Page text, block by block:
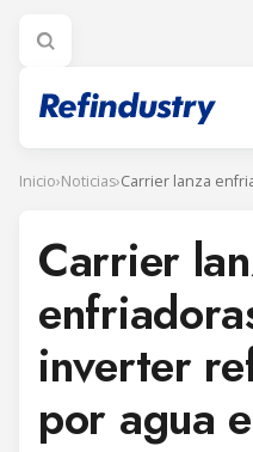
Inicio›Noticias›
Carrier
inverter
por agua